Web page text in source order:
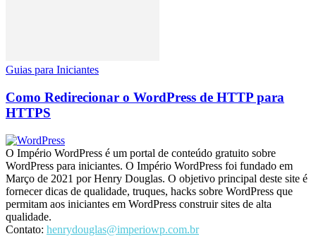
Guias para Iniciantes
Como Redirecionar o WordPress de HTTP para
HTTPS
O Império WordPress é um portal de conteúdo gratuito sobre
WordPress para iniciantes. O Império WordPress foi fundado em
Março de 2021 por Henry Douglas. O objetivo principal deste site é
fornecer dicas de qualidade, truques, hacks sobre WordPress que
permitam aos iniciantes em WordPress construir sites de alta
qualidade.
Contato: henrydouglas@imperiowp.com.br